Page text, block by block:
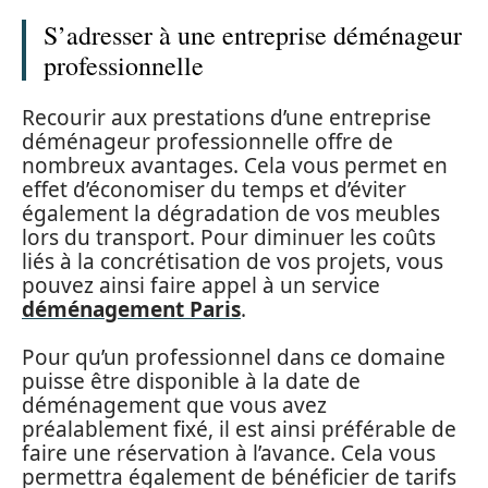
S’adresser à une entreprise déménageur
professionnelle
Recourir aux prestations d’une entreprise
déménageur professionnelle offre de
nombreux avantages. Cela vous permet en
effet d’économiser du temps et d’éviter
également la dégradation de vos meubles
lors du transport. Pour diminuer les coûts
liés à la concrétisation de vos projets, vous
pouvez ainsi faire appel à un service
déménagement Paris.
Pour qu’un professionnel dans ce domaine
puisse être disponible à la date de
déménagement que vous avez
préalablement fixé, il est ainsi préférable de
faire une réservation à l’avance. Cela vous
permettra également de bénéficier de tarifs